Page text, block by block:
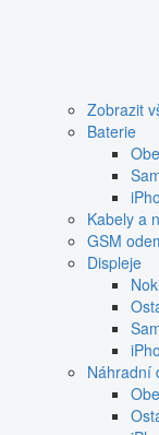
Zobrazit
Baterie
Kabely a
GSM
Displeje
Náhradní